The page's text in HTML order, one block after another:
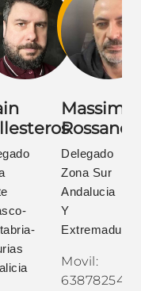
Massimo
Rossano
Delegado
Zona Sur
Andalucia
Y
Extremadura
Movil:
638782543